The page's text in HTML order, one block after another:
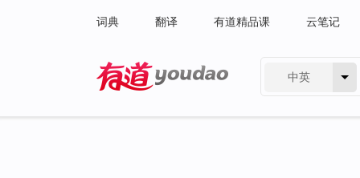
词典 翻译 有道精品课 云笔记
中英